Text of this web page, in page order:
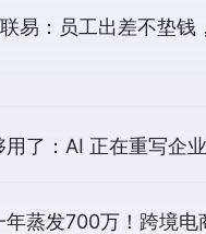
易：员工出差不垫钱
用了：AI 正在重写企
蒸发700万！跨境电